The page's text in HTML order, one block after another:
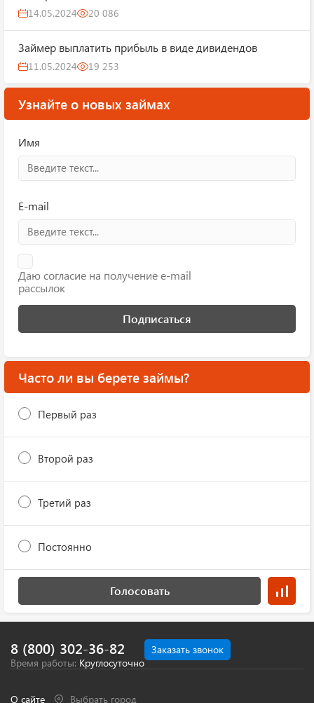
14.05.2024 20 086
Займер выплатить прибыль в виде дивидендов
11.05.2024 19 253
Узнайте о новых займах
Имя
E-mail
Даю согласие на получение e-mail
рассылок
Подписаться
Часто ли вы берете займы?
Первый раз
Второй раз
Третий раз
Постоянно
Голосовать
О сайте Выбрать город
Заказать звонок
8 (800) 302-36-82
Время работы: Круглосуточно